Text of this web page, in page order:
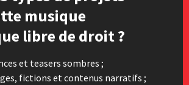
musique
libre de droit ?
et teasers sombres ;
fictions et contenus narratifs ;